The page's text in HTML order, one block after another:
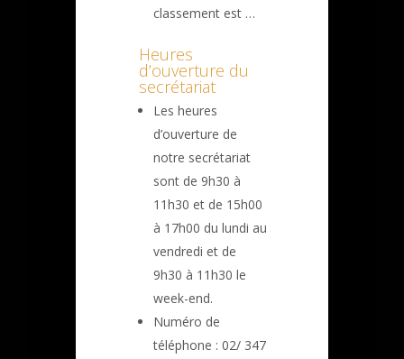
classement est …
Heures
d’ouverture du
secrétariat
Les heures
d’ouverture de
notre secrétariat
sont de 9h30 à
11h30 et de 15h00
à 17h00 du lundi au
vendredi et de
9h30 à 11h30 le
week-end.
Numéro de
téléphone : 02/ 347